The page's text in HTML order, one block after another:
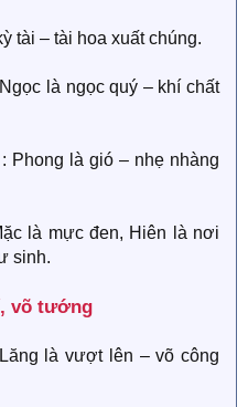
tài – tài hoa xuất chúng.
là ngọc quý – khí chất
Phong là gió – nhẹ nhàng
là mực đen, Hiên là nơi
sinh.
võ tướng​
là vượt lên – võ công